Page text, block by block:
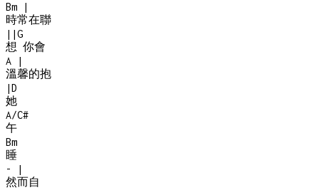
Bm
|
時常在聯
| |G
想 你會
A
|
溫馨的抱
|D
她
A/C#
午
Bm
睡
-
|
然而自